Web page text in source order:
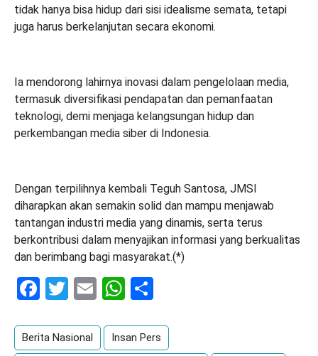
tidak hanya bisa hidup dari sisi idealisme semata, tetapi
juga harus berkelanjutan secara ekonomi.
Ia mendorong lahirnya inovasi dalam pengelolaan media,
termasuk diversifikasi pendapatan dan pemanfaatan
teknologi, demi menjaga kelangsungan hidup dan
perkembangan media siber di Indonesia.
Dengan terpilihnya kembali Teguh Santosa, JMSI
diharapkan akan semakin solid dan mampu menjawab
tantangan industri media yang dinamis, serta terus
berkontribusi dalam menyajikan informasi yang berkualitas
dan berimbang bagi masyarakat.(*)
Facebook
Twitter
EmailWhatsApp
Berita Nasional Insan Pers